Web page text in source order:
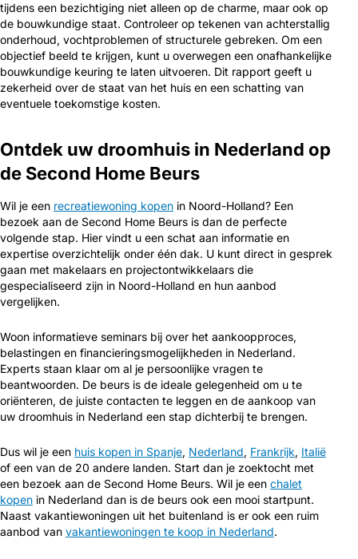
tijdens een bezichtiging niet alleen op de charme, maar ook op
de bouwkundige staat. Controleer op tekenen van achterstallig
onderhoud, vochtproblemen of structurele gebreken. Om een
objectief beeld te krijgen, kunt u overwegen een onafhankelijke
bouwkundige keuring te laten uitvoeren. Dit rapport geeft u
zekerheid over de staat van het huis en een schatting van
eventuele toekomstige kosten.
Ontdek uw droomhuis in Nederland op
de Second Home Beurs
Wil je een recreatiewoning kopen in Noord-Holland? Een
bezoek aan de Second Home Beurs is dan de perfecte
volgende stap. Hier vindt u een schat aan informatie en
expertise overzichtelijk onder één dak. U kunt direct in gesprek
gaan met makelaars en projectontwikkelaars die
gespecialiseerd zijn in Noord-Holland en hun aanbod
vergelijken.
Woon informatieve seminars bij over het aankoopproces,
belastingen en financieringsmogelijkheden in Nederland.
Experts staan klaar om al je persoonlijke vragen te
beantwoorden. De beurs is de ideale gelegenheid om u te
oriënteren, de juiste contacten te leggen en de aankoop van
uw droomhuis in Nederland een stap dichterbij te brengen.
Dus wil je een huis kopen in Spanje, Nederland, Frankrijk, Italië
of een van de 20 andere landen. Start dan je zoektocht met
een bezoek aan de Second Home Beurs. Wil je een chalet
kopen in Nederland dan is de beurs ook een mooi startpunt.
Naast vakantiewoningen uit het buitenland is er ook een ruim
aanbod van vakantiewoningen te koop in Nederland.